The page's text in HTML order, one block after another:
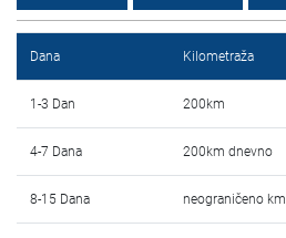
Najčešća pitanja
Blog
Kontakt
EN
Dana Kilometraža
1-3 Dan 200km
4-7 Dana 200km dnevno
8-15 Dana neograničeno km